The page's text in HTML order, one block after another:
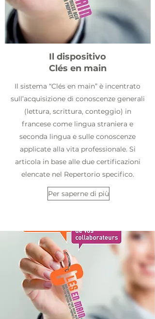
Il dispositivo
Clés en main
Il sistema “Clés en main” è incentrato
sull’acquisizione di conoscenze generali
(lettura, scrittura, conteggio) in
francese come lingua straniera e
seconda lingua e sulle conoscenze
applicate alla vita professionale. Si
articola in base alle due certificazioni
elencate nel Repertorio specifico.
Per saperne di più